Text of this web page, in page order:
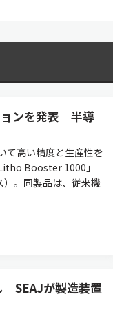
ョンを発表 半導
て高い精度と生産性を
Booster 1000」
）。同製品は、従来機
SEAJが製造装置